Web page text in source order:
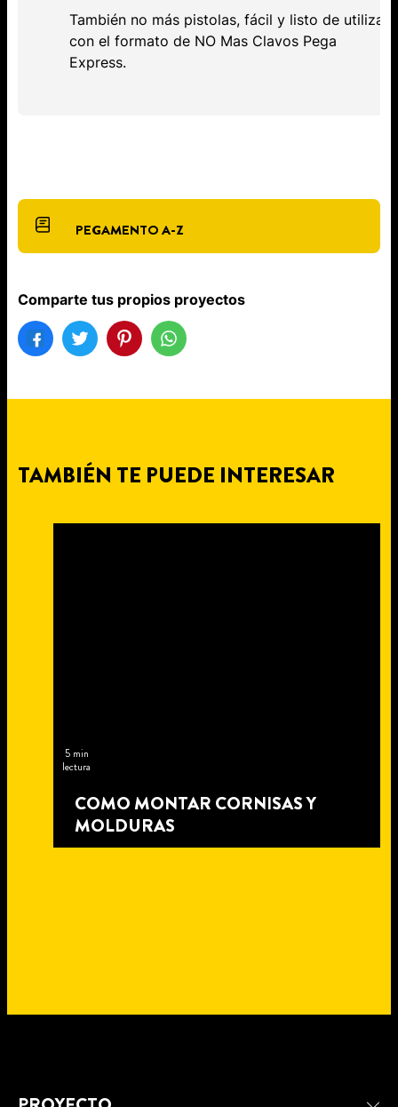
También no más pistolas, fácil y listo de utilizar
con el formato de NO Mas Clavos Pega
Express.
PEGAMENTO A-Z
Comparte tus propios proyectos
TAMBIÉN TE PUEDE INTERESAR
5 min
lectura
COMO MONTAR CORNISAS Y
MOLDURAS
4 min